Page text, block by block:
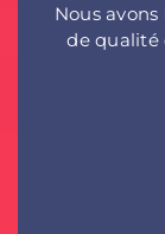
Nous
de qualité